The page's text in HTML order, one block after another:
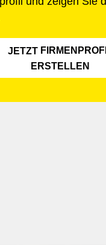
reinigen.
und der
JETZT
ERSTELLEN